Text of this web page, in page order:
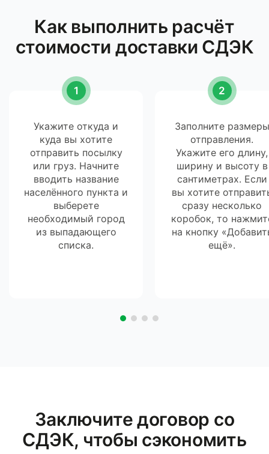
Как выполнить расчёт
стоимости доставки СДЭК
Укажите откуда и
куда вы хотите
отправить посылку
или груз. Начните
вводить название
населённого пункта и
выберете
необходимый город
из выпадающего
списка.
Заполните размеры
отправления.
Укажите его длину,
ширину и высоту в
сантиметрах. Если
вы хотите
сразу несколько
коробок, то
на кнопку
ещё».
Заключите договор со
СДЭК, чтобы сэкономить